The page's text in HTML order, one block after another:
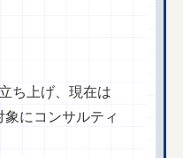
ち上げ、現在は
にコンサルティ